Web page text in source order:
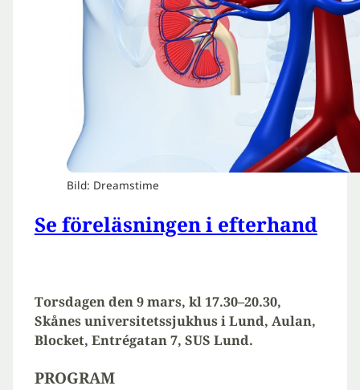
Bild: Dreamstime
Se föreläsningen i efterhand
Torsdagen den 9 mars, kl 17.30–20.30,
Skånes universitetssjukhus i Lund, Aulan,
Blocket, Entrégatan 7, SUS Lund.
PROGRAM